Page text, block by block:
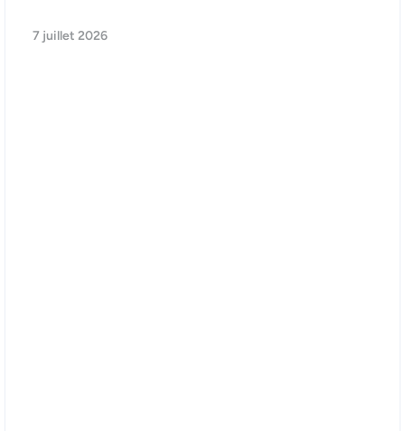
7 juillet 2026